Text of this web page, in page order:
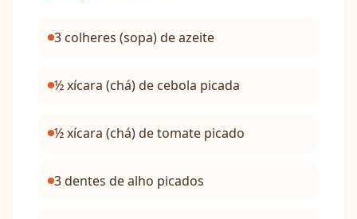
3 colheres (sopa) de azeite
½ xícara (chá) de cebola picada
½ xícara (chá) de tomate picado
3 dentes de alho picados